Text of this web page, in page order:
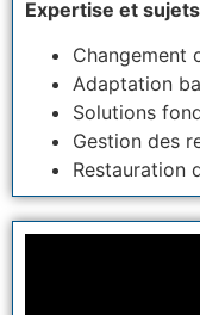
Expertise et
Changement
Adaptation
Solutions
Gestion des
Restauration